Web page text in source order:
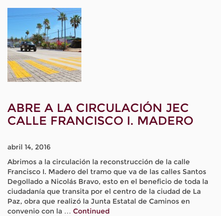
ABRE A LA CIRCULACIÓN JEC
CALLE FRANCISCO I. MADERO
abril 14, 2016
Abrimos a la circulación la reconstrucción de la calle
Francisco I. Madero del tramo que va de las calles Santos
Degollado a Nicolás Bravo, esto en el beneficio de toda la
ciudadanía que transita por el centro de la ciudad de La
Paz, obra que realizó la Junta Estatal de Caminos en
convenio con la … Continued